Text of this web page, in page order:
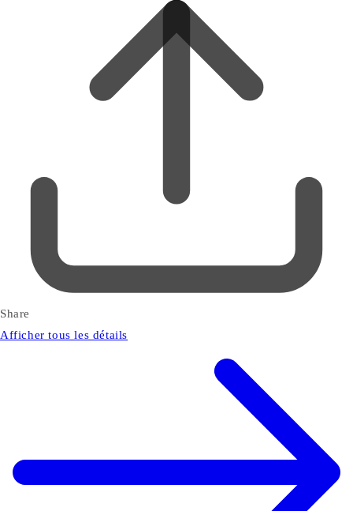
Share
Afficher tous les détails